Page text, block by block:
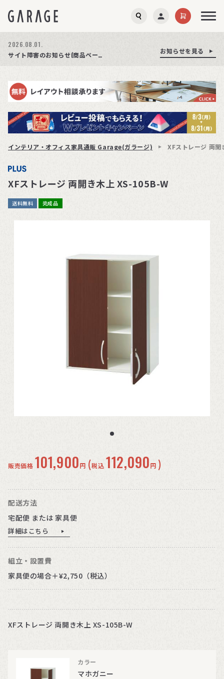
お知らせを見る
商品ページ障害復旧のお知らせ お知らせを見る
2026.08.01.
サイト障害のお知らせ(商品ページが正常に表示されない事象発生)
お知らせを見る
インテリア・オフィス家具通販 Garage(ガラージ) XFストレージ 両
XFストレージ 両開き木上 XS-105B-W
送料無料 完成品
販売価格 101,900円 (税込 112,090円 )
配送方法
宅配便 または 家具便
詳細はこちら
組立・設置費
家具便の場合＋¥2,750（税込）
XFストレージ 両開き木上 XS-105B-W
カラー
マホガニー